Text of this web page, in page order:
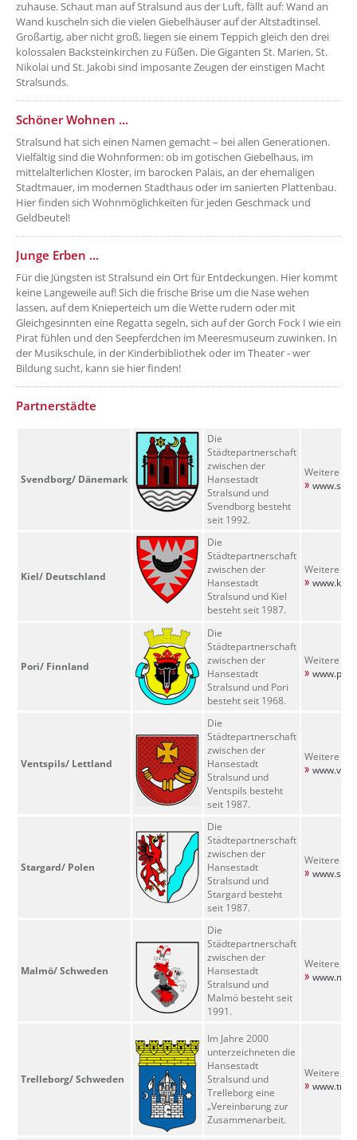
zuhause. Schaut man auf Stralsund aus der Luft, fällt auf: Wand an
Wand kuscheln sich die vielen Giebelhäuser auf der Altstadtinsel.
Großartig, aber nicht groß, liegen sie einem Teppich gleich den drei
kolossalen Backsteinkirchen zu Füßen. Die Giganten St. Marien, St.
Nikolai und St. Jakobi sind imposante Zeugen der einstigen Macht
Stralsunds.
??? absaetzeUnten[7]/titel ???
Schöner Wohnen ...
Stralsund hat sich einen Namen gemacht – bei allen Generationen.
Vielfältig sind die Wohnformen: ob im gotischen Giebelhaus, im
mittelalterlichen Kloster, im barocken Palais, an der ehemaligen
Stadtmauer, im modernen Stadthaus oder im sanierten Plattenbau.
Hier finden sich Wohnmöglichkeiten für jeden Geschmack und
Geldbeutel!
??? absaetzeUnten[8]/titel ???
Junge Erben ...
Für die Jüngsten ist Stralsund ein Ort für Entdeckungen. Hier kommt
keine Langeweile auf! Sich die frische Brise um die Nase wehen
lassen, auf dem Knieperteich um die Wette rudern oder mit
Gleichgesinnten eine Regatta segeln, sich auf der Gorch Fock I wie ein
Pirat fühlen und den Seepferdchen im Meeresmuseum zuwinken. In
der Musikschule, in der Kinderbibliothek oder im Theater - wer
Bildung sucht, kann sie hier finden!
??? absaetzeUnten[9]/titel ???
Partnerstädte
Svendborg/ Dänemark
Die
Städtepartnerschaft
zwischen der
Hansestadt
Stralsund und
Svendborg besteht
seit 1992.
Weitere
Kiel/ Deutschland
Die
Städtepartnerschaft
zwischen der
Hansestadt
Stralsund und Kiel
besteht seit 1987.
Weitere
Pori/ Finnland
Die
Städtepartnerschaft
zwischen der
Hansestadt
Stralsund und Pori
besteht seit 1968.
Weitere
Ventspils/ Lettland
Die
Städtepartnerschaft
zwischen der
Hansestadt
Stralsund und
Ventspils besteht
seit 1987.
Weitere
Stargard/ Polen
Die
Städtepartnerschaft
zwischen der
Hansestadt
Stralsund und
Stargard besteht
seit 1987.
Weitere
Malmö/Schweden
Die
Städtepartnerschaft
zwischen der
Hansestadt
Stralsund und
Malmö besteht seit
1991.
Weitere
Trelleborg/ Schweden
Im Jahre 2000
unterzeichneten die
Hansestadt
Stralsund und
Trelleborg eine
„Vereinbarung zur
Zusammenarbeit.
Weitere